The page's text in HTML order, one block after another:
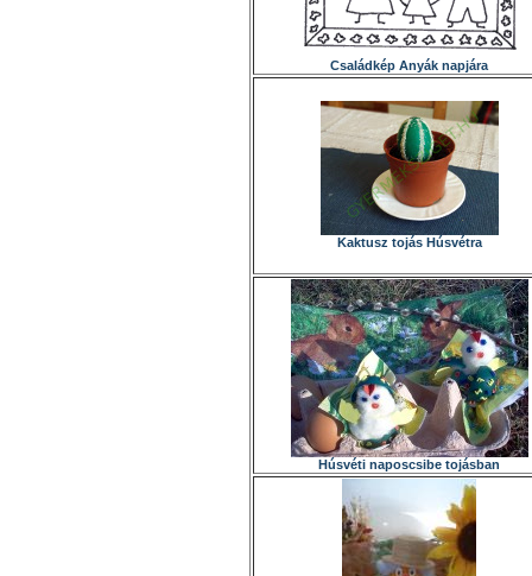
Családkép Anyák napjára
Kaktusz tojás Húsvétra
Húsvéti naposcsibe tojásban